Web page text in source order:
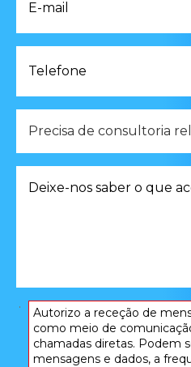
mail
de
consultoria
relacionada
com
nos
Consentimento
Autorizo ​​a receção de
como meio de
chamadas diretas. Podem
mensagens e dados, a